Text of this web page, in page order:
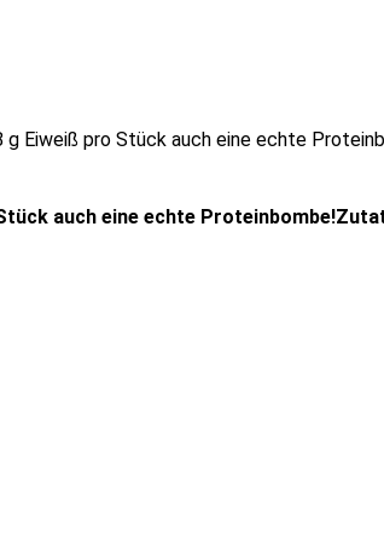
g Eiweiß pro Stück auch ei­ne ech­te